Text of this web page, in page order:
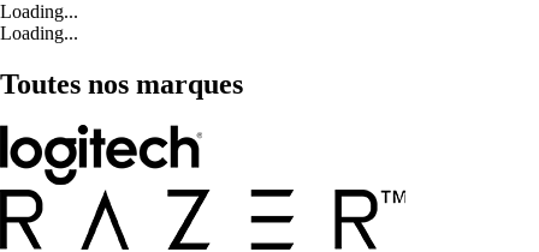
Loading...
Loading...
Toutes nos marques